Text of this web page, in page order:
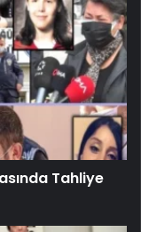
Tahliye